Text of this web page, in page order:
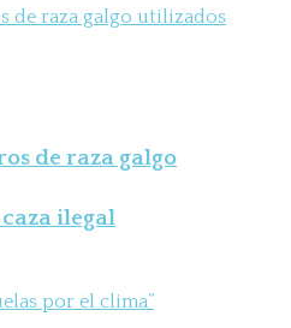
de raza galgo
ilegal